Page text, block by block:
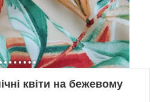
квіти на бежевому